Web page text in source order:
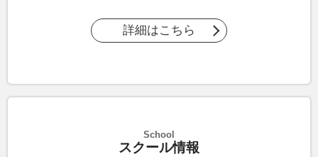
詳細はこちら
スクール情報
School